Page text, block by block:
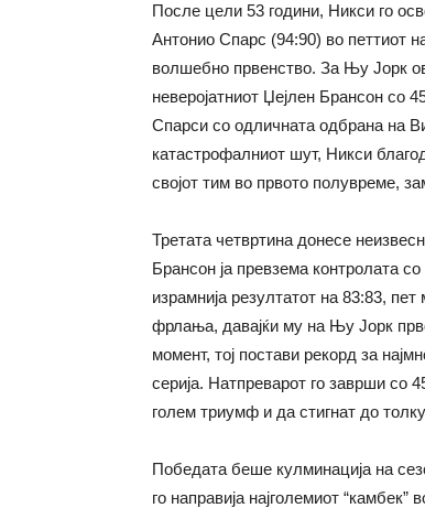
После цели 53 години, Никси го
Антонио Спарс (94:90) во петтиот
волшебно првенство. За Њу Јорк
неверојатниот Џејлен Брансон со
Спарси со одличната одбрана на
катастрофалниот шут, Никси
својот тим во првото полувреме,
Третата четвртина донесе
Брансон ја превзема контролата
израмнија резултатот на 83:83,
фрлања, давајќи му на Њу Јорк
момент, тој постави рекорд за
серија. Натпреварот го заврши со
голем триумф и да стигнат до
Победата беше кулминација на
го направија најголемиот